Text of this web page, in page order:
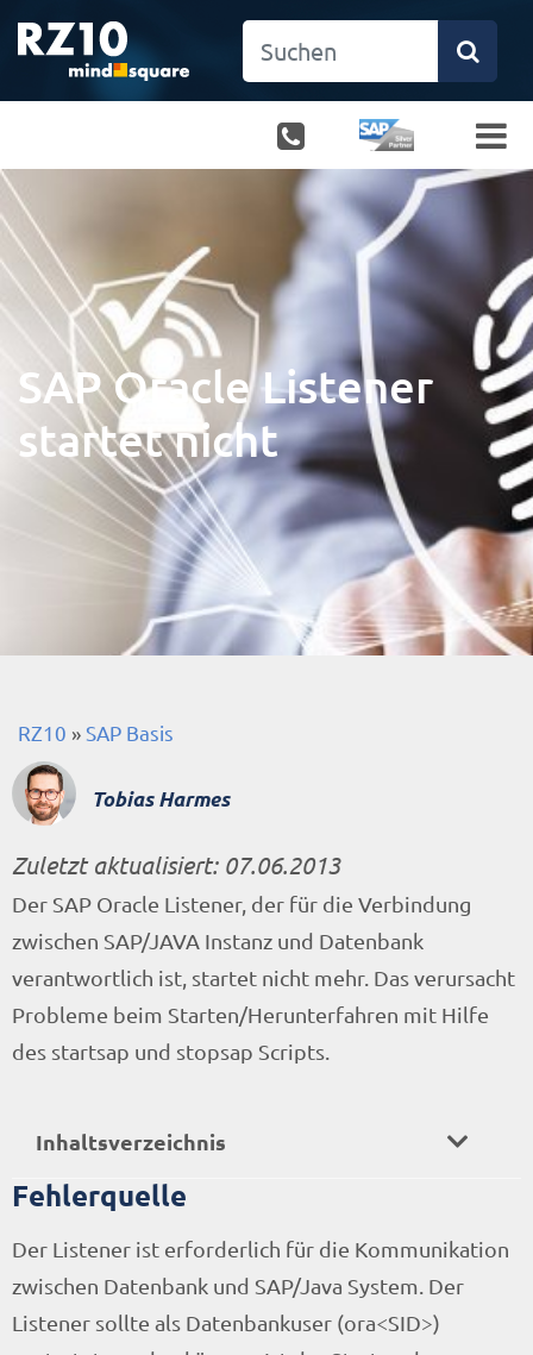
SAP Oracle Listener
startet nicht
RZ10 » SAP Basis
Tobias Harmes
Zuletzt aktualisiert: 07.06.2013
Der SAP Oracle Listener, der für die Verbindung
zwischen SAP/JAVA Instanz und Datenbank
verantwortlich ist, startet nicht mehr. Das verursacht
Probleme beim Starten/Herunterfahren mit Hilfe
des startsap und stopsap Scripts.
Inhaltsverzeichnis
Fehlerquelle
Der Listener ist erforderlich für die Kommunikation
zwischen Datenbank und SAP/Java System. Der
Listener sollte als Datenbankuser (ora<SID>)